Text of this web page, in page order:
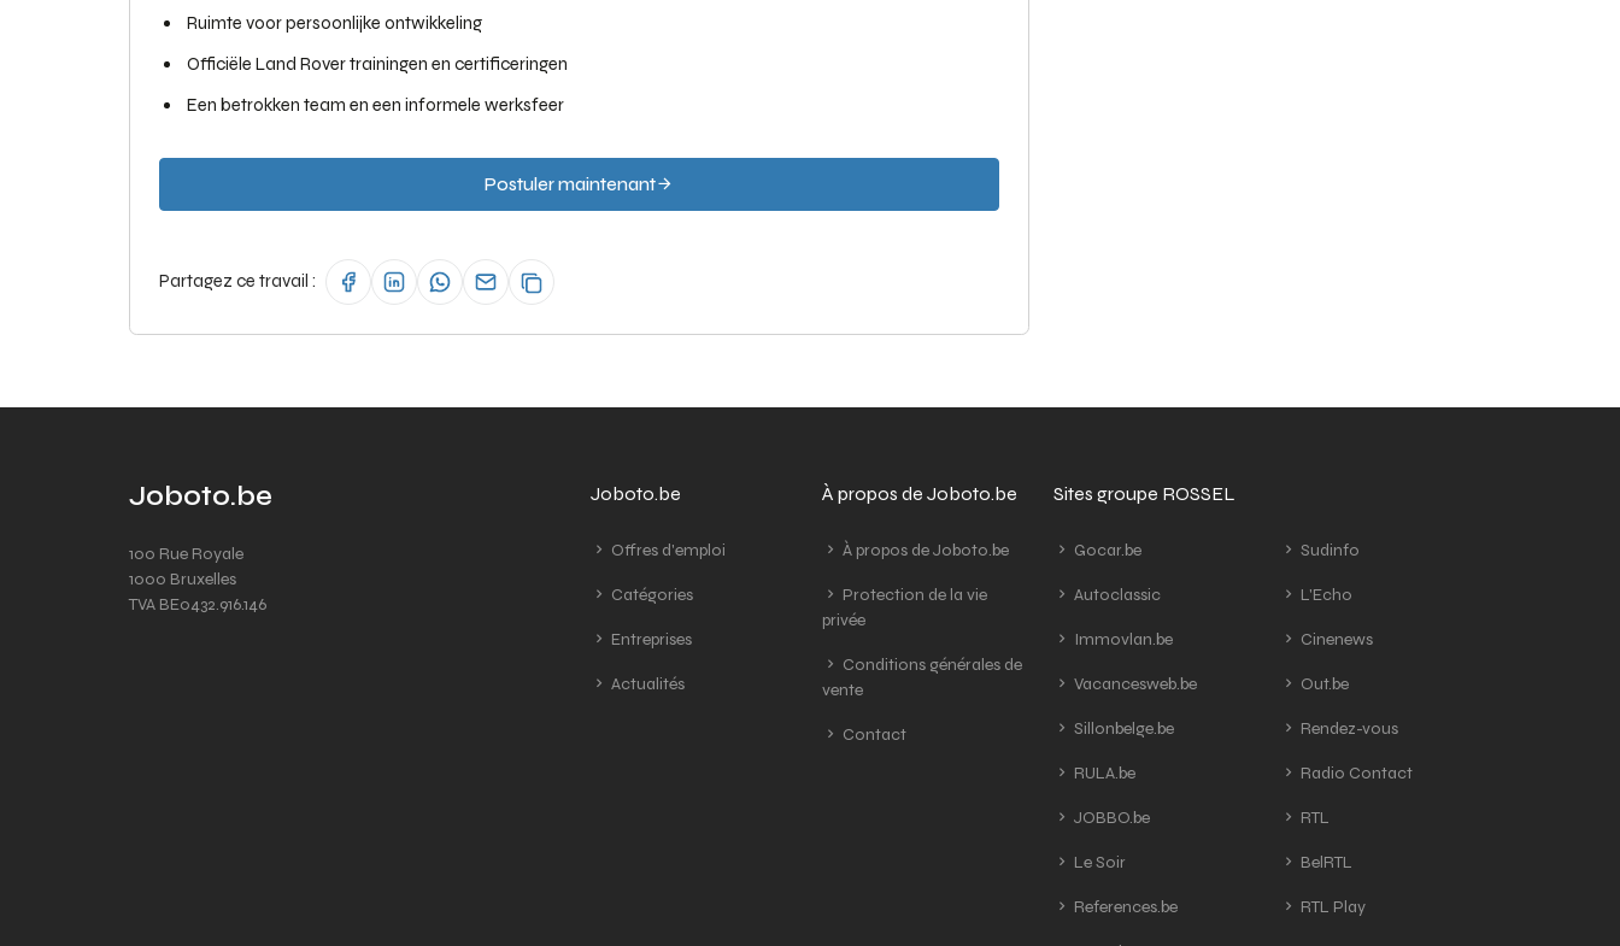
Ruimte voor persoonlijke ontwikkeling
Officiële Land Rover trainingen en certificeringen
Een betrokken team en een informele werksfeer
Postuler maintenant
Partagez ce travail :
Joboto.be
100 Rue Royale
1000 Bruxelles
TVA BE0432.916.146
Joboto.be
Offres d'emploi
Catégories
Entreprises
Actualités
À propos de Joboto.be
À propos de Joboto.be
Protection de la vie
privée
Conditions générales de
vente
Contact
Sites groupe ROSSEL
Gocar.be
Autoclassic
Immovlan.be
Vacancesweb.be
Sillonbelge.be
RULA.be
JOBBO.be
Le Soir
References.be
Sudinfo
L'Echo
Cinenews
Out.be
Rendez-vous
Radio Contact
RTL
BelRTL
RTL Play